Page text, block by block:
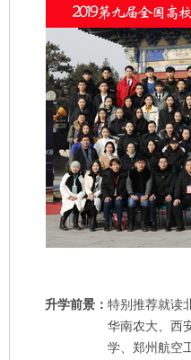
升学前景：特别推荐就读
华南农大、西
学、郑州航空